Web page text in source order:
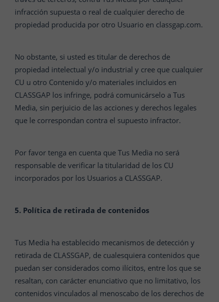
infracción supuesta o real de cualquier derecho de
propiedad producida por otro Usuario en classgap.com.
No obstante, si usted es titular de derechos de
propiedad intelectual y/o industrial y cree que cualquier
CU u otro Contenido y/o materiales incluidos en
CLASSGAP los infringe, podrá comunicárselo a Tus
Media, sin perjuicio de las acciones y derechos legales
que le correspondan contra el supuesto infractor.
Por favor tenga en cuenta que Tus Media no será
responsable de verificar la titularidad de los CU
incorporados por los Usuarios a CLASSGAP.
5. Política de retirada de contenidos
Tus Media ha establecido mecanismos de detección y
retirada de CLASSGAP, de cualesquiera contenidos que
puedan ser considerados como ilícitos, entre los que se
resaltan, con carácter enunciativo que no limitativo, los
contenidos vinculados al menoscabo de los derechos de